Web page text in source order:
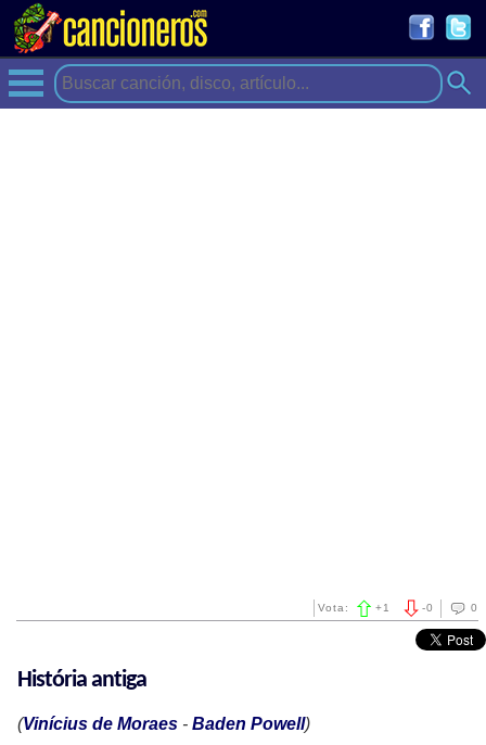
0
-0
Vota: +1
História antiga
(Vinícius de Moraes - Baden Powell)